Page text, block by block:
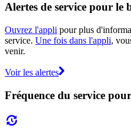
Alertes de service pour le
Ouvrez l'appli pour plus
service. Une fois dans l'appli,
venir.
Voir les alertes
Fréquence du service